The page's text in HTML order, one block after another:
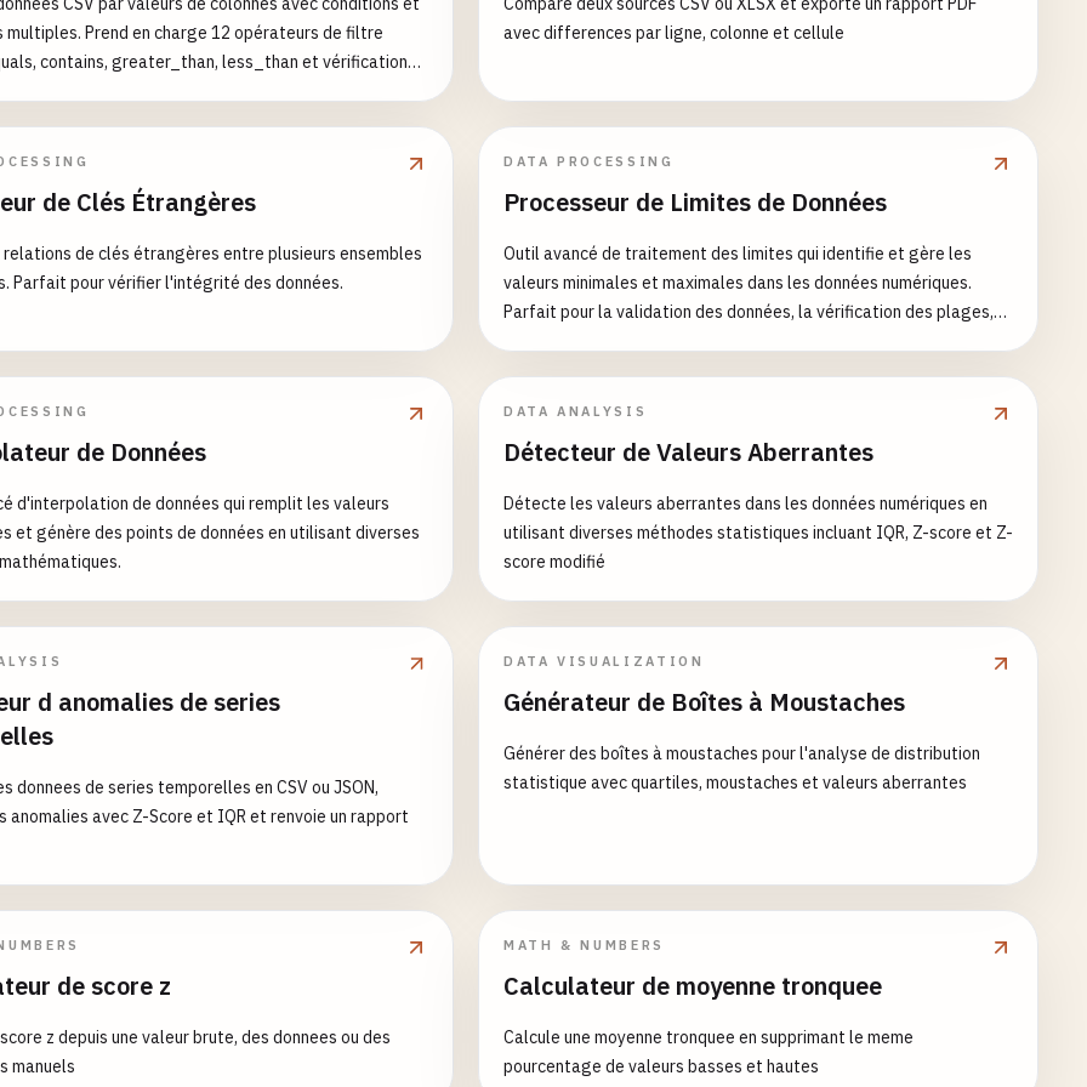
multiples. Prend en charge 12 opérateurs de filtre
contains, greater_than, less_than et vérifications
"value": "jean"}, {"column": "email", "operator":
avec differences par ligne, colonne et cellule
de Clés Étrangères
de clés étrangères entre plusieurs ensembles
Parfait pour vérifier l'intégrité des données.
DATA PROCESSING
Processeur de Limites de Données
Outil avancé de traitement des limites qui identifie et gère les
valeurs minimales et maximales dans les données numériques.
Parfait pour la validation des données, la vérification des plages,
de Données
d'interpolation de données qui remplit les valeurs
et génère des points de données en utilisant diverses
DATA ANALYSIS
Détecteur de Valeurs Aberrantes
Détecte les valeurs aberrantes dans les données numériques en
utilisant diverses méthodes statistiques incluant IQR, Z-score et Z-
score modifié
d anomalies de series
donnees de series temporelles en CSV ou JSON,
anomalies avec Z-Score et IQR et renvoie un rapport
DATA VISUALIZATION
Générateur de Boîtes à Moustaches
Générer des boîtes à moustaches pour l'analyse de distribution
statistique avec quartiles, moustaches et valeurs aberrantes
de score z
z depuis une valeur brute, des donnees ou des
manuels
MATH & NUMBERS
Calculateur de moyenne tronquee
Calcule une moyenne tronquee en supprimant le meme
pourcentage de valeurs basses et hautes